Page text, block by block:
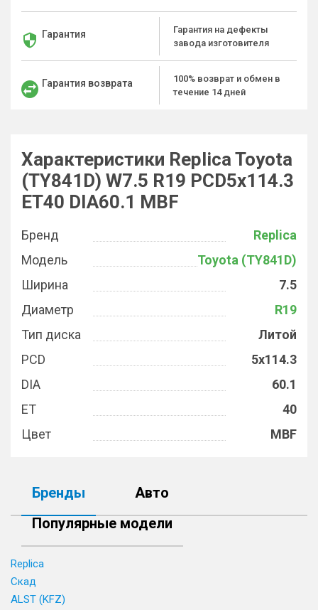
Гарантия
Гарантия на дефекты
завода изготовителя
Гарантия возврата
100% возврат и обмен в
течение 14 дней
Характеристики Replica Toyota
(TY841D) W7.5 R19 PCD5x114.3
ET40 DIA60.1 MBF
Бренд
Replica
Модель
Toyota (TY841D)
Ширина
7.5
Диаметр
R19
Тип диска
Литой
PCD
5x114.3
DIA
60.1
ET
40
Цвет
MBF
Бренды
Авто
Популярные модели
Replica
Скад
ALST (KFZ)